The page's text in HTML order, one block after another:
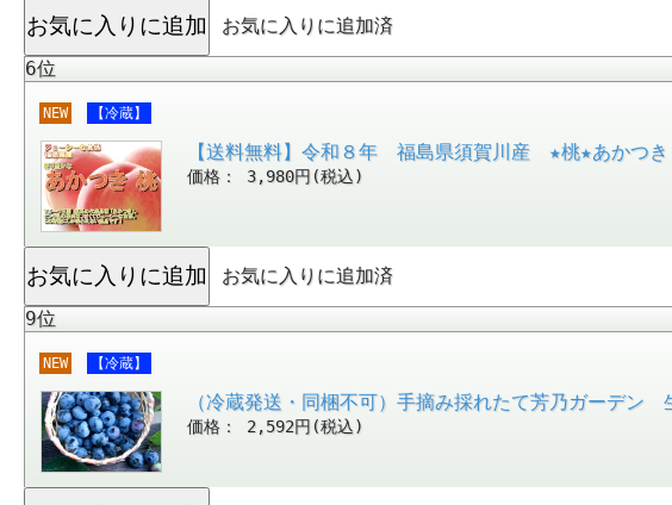
お気に入りに追加済
6位
NEW 【冷蔵】
【送料無料】令和８年 福島県須賀川産 ★桃★あかつ
価格： 3,980円(税込)
お気に入りに追加済
9位
NEW 【冷蔵】
（冷蔵発送・同梱不可）手摘み採れたて芳乃ガーデ
価格： 2,592円(税込)